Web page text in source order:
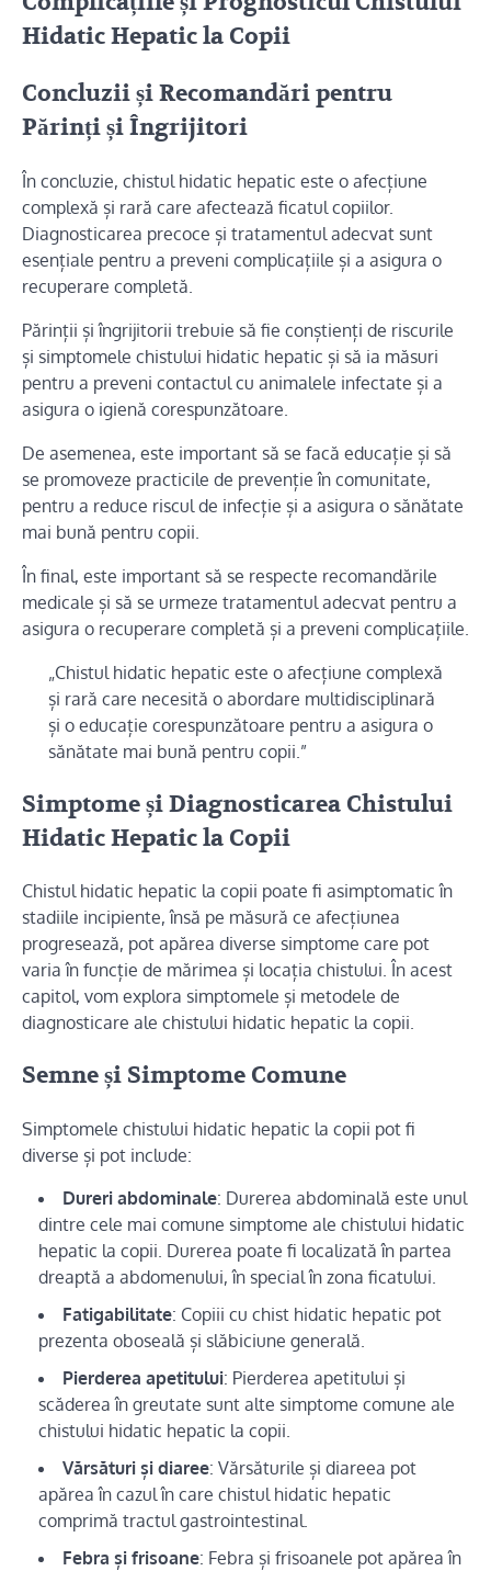
Hidatic Hepatic la Copii
Concluzii și Recomandări pentru
Părinți și Îngrijitori
În concluzie, chistul hidatic hepatic este o afecțiune
complexă și rară care afectează ficatul copiilor.
Diagnosticarea precoce și tratamentul adecvat sunt
esențiale pentru a preveni complicațiile și a asigura o
recuperare completă.
Părinții și îngrijitorii trebuie să fie conștienți de riscurile
și simptomele chistului hidatic hepatic și să ia măsuri
pentru a preveni contactul cu animalele infectate și a
asigura o igienă corespunzătoare.
De asemenea, este important să se facă educație și să
se promoveze practicile de prevenție în comunitate,
pentru a reduce riscul de infecție și a asigura o sănătate
mai bună pentru copii.
În final, este important să se respecte recomandările
medicale și să se urmeze tratamentul adecvat pentru a
asigura o recuperare completă și a preveni complicațiile.
„Chistul hidatic hepatic este o afecțiune complexă
și rară care necesită o abordare multidisciplinară
și o educație corespunzătoare pentru a asigura o
sănătate mai bună pentru copii.”
Simptome și Diagnosticarea Chistului
Hidatic Hepatic la Copii
Chistul hidatic hepatic la copii poate fi asimptomatic în
stadiile incipiente, însă pe măsură ce afecțiunea
progresează, pot apărea diverse simptome care pot
varia în funcție de mărimea și locația chistului. În acest
capitol, vom explora simptomele și metodele de
diagnosticare ale chistului hidatic hepatic la copii.
Semne și Simptome Comune
Simptomele chistului hidatic hepatic la copii pot fi
diverse și pot include:
Dureri abdominale: Durerea abdominală este unul
dintre cele mai comune simptome ale chistului hidatic
hepatic la copii. Durerea poate fi localizată în partea
dreaptă a abdomenului, în special în zona ficatului.
Fatigabilitate: Copiii cu chist hidatic hepatic pot
prezenta oboseală și slăbiciune generală.
Pierderea apetitului: Pierderea apetitului și
scăderea în greutate sunt alte simptome comune ale
chistului hidatic hepatic la copii.
Vărsături și diaree: Vărsăturile și diareea pot
apărea în cazul în care chistul hidatic hepatic
comprimă tractul gastrointestinal.
Febra și frisoane: Febra și frisoanele pot apărea în